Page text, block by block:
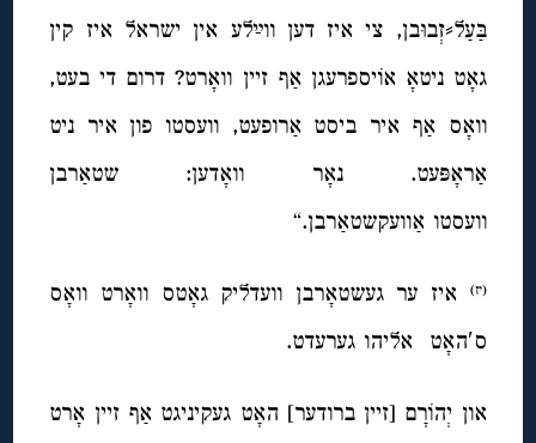
בַּעַל⸗זְבוּבן, צי איז דען ווײַלע אין ישראל איז קין
גאָט ניטאָ אוֹיספרעגן אַף זיין וואָרט? דרום די בעט,
וואָס אַף איר ביסט אַרופעט, וועסטו פון איר ניט
אַראָפּעט. נאָר וואָדען: שטאַרבן
וועסטו אַוועקשטאַרבן.“
(יז)
איז ער געשטאָרבן וועדליק גאָטס וואָרט וואָס
ס′האָט אליהו גערעדט.
און יְהוֹרָם [זיין ברודער] האָט געקיניגט אַף זיין אָרט